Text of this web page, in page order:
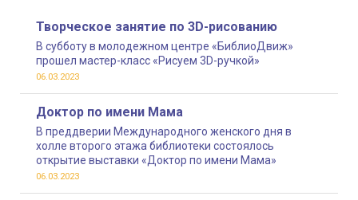
Творческое занятие по 3D-рисованию
В субботу в молодежном центре «БиблиоДвиж»
прошел мастер-класс «Рисуем 3D-ручкой»
06.03.2023
Доктор по имени Мама
В преддверии Международного женского дня в
холле второго этажа библиотеки состоялось
открытие выставки «Доктор по имени Мама»
06.03.2023